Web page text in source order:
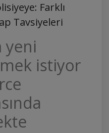
Farklı
Tavsiyeleri
yeni
istiyor